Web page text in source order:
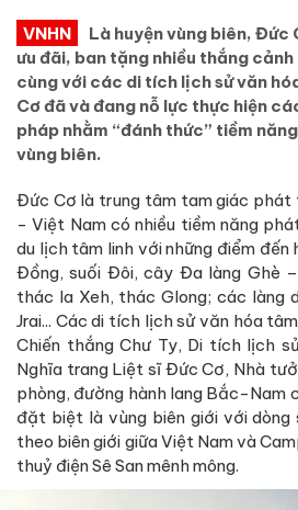
VNHN
Là huyện vùng biên, Đức
ưu đãi, ban tặng nhiều thắng
cùng với các di tích lịch sử văn
Cơ đã và đang nỗ lực thực hiện
pháp nhằm “đánh thức” tiềm
vùng biên.
Đức Cơ là trung tâm tam giác phát
- Việt Nam có nhiều tiềm năng
du lịch tâm linh với những điểm đến
Đồng, suối Đôi, cây Đa làng Ghè
thác Ia Xeh, thác Glong; các làng
Jrai... Các di tích lịch sử văn hóa
Chiến thắng Chư Ty, Di tích lịch
Nghĩa trang Liệt sĩ Đức Cơ, Nhà
phòng, đường hành lang Bắc-Nam
đặt biệt là vùng biên giới với dòng
theo biên giới giữa Việt Nam và
thuỷ điện Sê San mênh mông.